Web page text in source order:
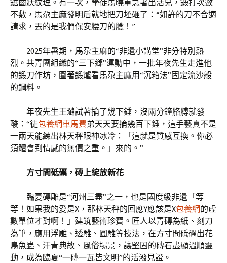
鋸齒狀紋理。有一次，學徒馬曉軍急著出活兒，鍛打次數
不敷，馬尕主麻發明后就地把刀坯砸了：“如許的刀不合適
請求，丟的是我們保安腰刀的臉！”
2025年暑期，馬尕主麻的“非遺小講堂”非分特別熱
烈。共青團組織的“三下鄉”運動中，一批年夜先生走進他
的鍛刀作坊，圍著鍛爐看馬尕主麻用“沉箱法”固定流沙般
的鋼料。
年夜先生王璐試著掄了幾下錘，沒兩分鐘胳膊就發
酸：“徒包養網車馬費弟天天要掄幾百下錘，這手藝真不是
一兩天能練出林天秤眼神冰冷：「這就是質感互換。你必
須體會到情感的無價之重。」來的。”
方寸間砥礪，磚上綻放新花
臨夏磚雕是“河州三盡”之一，也是國度級非遺「等
等！如果我的愛是X，那林天秤的回應Y應該是X包養網的虛
數單位才對啊！」建筑藝術珍寶。匠人以青磚為紙、刻刀
為筆，應用浮雕、透雕、圓雕等技法，在方寸間砥礪出花
鳥魚蟲、汗青典故、風俗場景，讓堅固的磚石盡顯溫順靈
動，成為臨夏“一磚一瓦皆文明”的活潑見證。